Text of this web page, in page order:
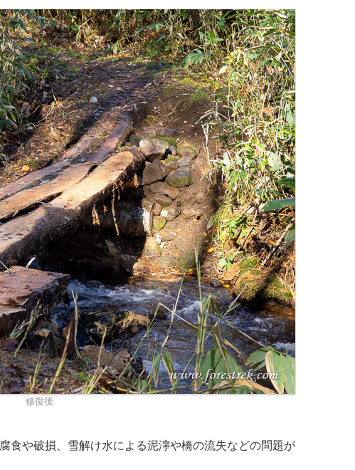
修復後
食や破損、雪解け水による泥濘や橋の流失などの問題が